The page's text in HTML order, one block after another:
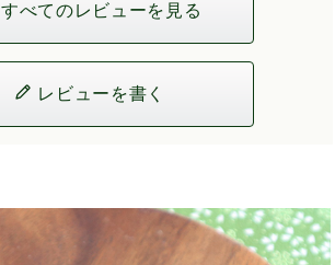
すべてのレビューを見る
レビューを書く